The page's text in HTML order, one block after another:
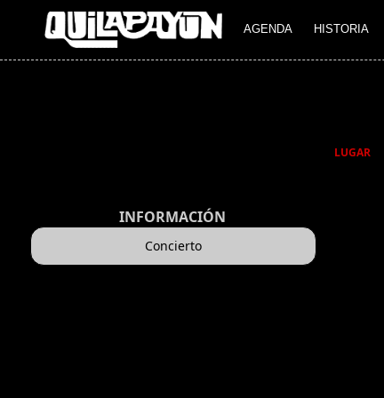
AGENDA HISTORIA
LUGAR
INFORMACIÓN
Concierto